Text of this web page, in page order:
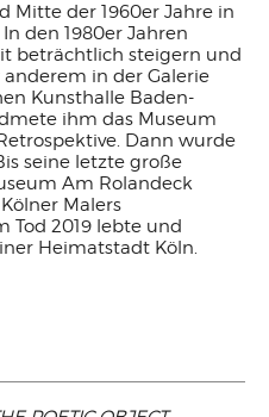
Mitte der 1960er Jahre in
den 1980er Jahren
beträchtlich steigern und
in der Galerie
Kunsthalle Baden-
ihm das Museum
Dann wurde
seine letzte große
Am Rolandeck
Malers
Tod 2019 lebte und
Heimatstadt Köln.